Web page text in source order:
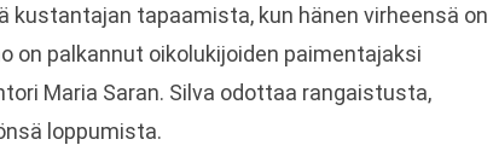
kustantajan tapaamista, kun hänen virheensä on
on palkannut oikolukijoiden paimentajaksi
Maria Saran. Silva odottaa rangaistusta,
loppumista.